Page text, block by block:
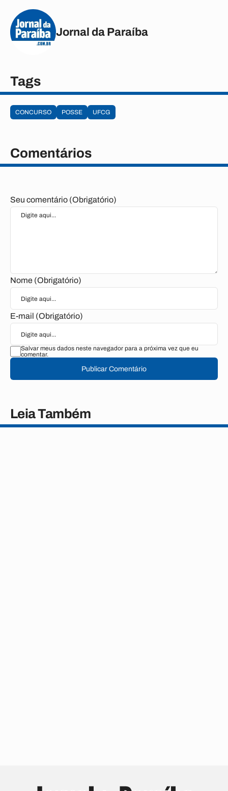
Jornal da Paraíba
Tags
CONCURSO POSSE UFCG
Comentários
Seu comentário (Obrigatório)
Nome (Obrigatório)
E-mail (Obrigatório)
Salvar meus dados neste navegador para a próxima vez que eu
comentar.
Publicar Comentário
Leia Também